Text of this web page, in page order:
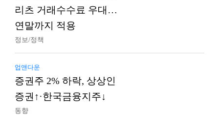
리츠 거래수수료 우대…
연말까지 적용
정보/정책
업앤다운
증권주 2% 하락, 상상인
증권↑·한국금융지주↓
동향